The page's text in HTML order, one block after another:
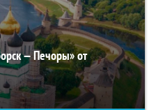
— Печоры» от